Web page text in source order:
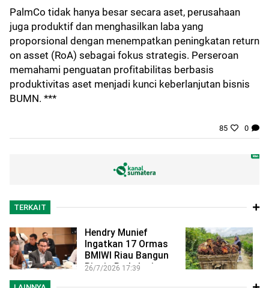
PalmCo tidak hanya besar secara aset, perusahaan
juga produktif dan menghasilkan laba yang
proporsional dengan menempatkan peningkatan return
on asset (RoA) sebagai fokus strategis. Perseroan
memahami penguatan profitabilitas berbasis
produktivitas aset menjadi kunci keberlanjutan bisnis
BUMN. ***
85 0
TERKAIT
Hendry Munief
Ingatkan 17 Ormas
BMIWI Riau Bangun
Bisnis Berkelanjutan,
26/7/2026 17:39